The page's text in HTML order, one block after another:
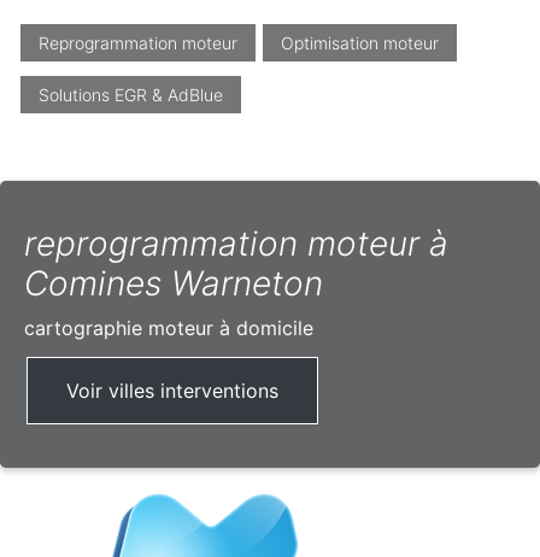
Reprogrammation moteur Optimisation moteur
Solutions EGR & AdBlue
reprogrammation moteur à
Comines Warneton
cartographie moteur à domicile
Voir villes interventions